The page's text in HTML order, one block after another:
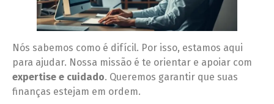
Nós sabemos como é difícil. Por isso, estamos aqui
para ajudar. Nossa missão é te orientar e apoiar com
expertise e cuidado. Queremos garantir que suas
finanças estejam em ordem.